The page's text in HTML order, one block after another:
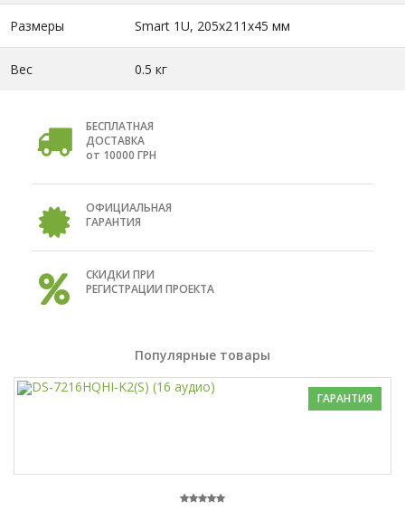
Размеры Smart 1U, 205x211x45 мм
Вес 0.5 кг
БЕСПЛАТНАЯ
ДОСТАВКА
от 10000 ГРН
ОФИЦИАЛЬНАЯ
ГАРАНТИЯ
СКИДКИ ПРИ
РЕГИСТРАЦИИ ПРОЕКТА
Популярные товары
ГАРАНТИЯ